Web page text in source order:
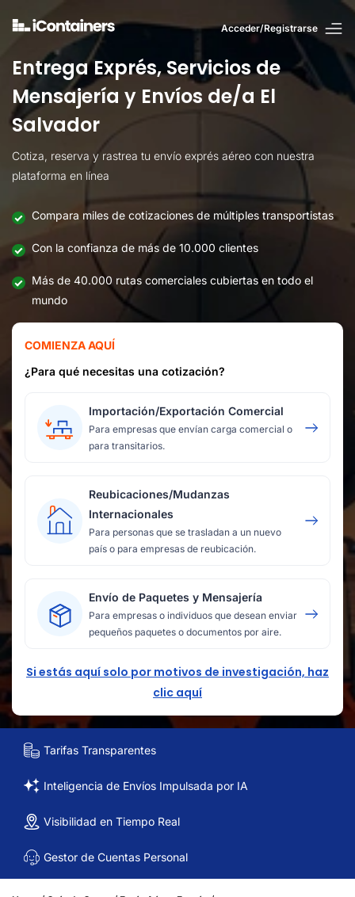
Acceder/Registrarse
Entrega Exprés, Servicios de
Mensajería y Envíos de/a El
Salvador
Cotiza, reserva y rastrea tu envío exprés aéreo con nuestra
plataforma en línea
Compara miles de cotizaciones de múltiples transportistas
Con la confianza de más de 10.000 clientes
Más de 40.000 rutas comerciales cubiertas en todo el
mundo
COMIENZA AQUÍ
¿Para qué necesitas una cotización?
Importación/Exportación Comercial
Para empresas que envían carga comercial o
para transitarios.
Reubicaciones/Mudanzas
Internacionales
Para personas que se trasladan a un nuevo
país o para empresas de reubicación.
Envío de Paquetes y Mensajería
Para empresas o individuos que desean enviar
pequeños paquetes o documentos por aire.
Si estás aquí solo por motivos de investigación, haz
clic aquí
Tarifas Transparentes
Inteligencia de Envíos Impulsada por IA
Visibilidad en Tiempo Real
Gestor de Cuentas Personal